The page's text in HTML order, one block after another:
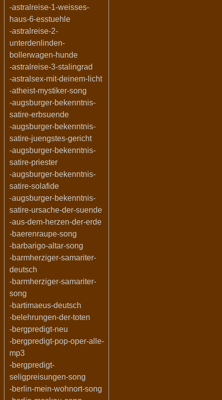
-astralreise-1-weisses-
haus-6-esstuehle
-astralreise-2-
unterdenlinden-
bollerwagen-hunde
-astralreise-3-stalingrad
-astralsex-mit-deinem-licht
-atheist-mystiker-song
-augsburger-bekenntnis-
satire-erbsuende
-augsburger-bekenntnis-
satire-juengstes-gericht
-augsburger-bekenntnis-
satire-priester
-augsburger-bekenntnis-
satire-solafide
-augsburger-bekenntnis-
satire-ursache-der-suende
-aus-dem-herzen-der-erde
-baerenraupe-song
-barbarigo-altar-song
-barmherziger-samariter-
deutsch
-barmherziger-samariter-
song
-bartimaeus-deutsch
-belehrungen-der-toten
-bergpredigt-neu
-bergpredigt-pop-oper-alle-
mp3
-bergpredigt-
seligpreisungen-song
-berlin-mein-wohnort-song